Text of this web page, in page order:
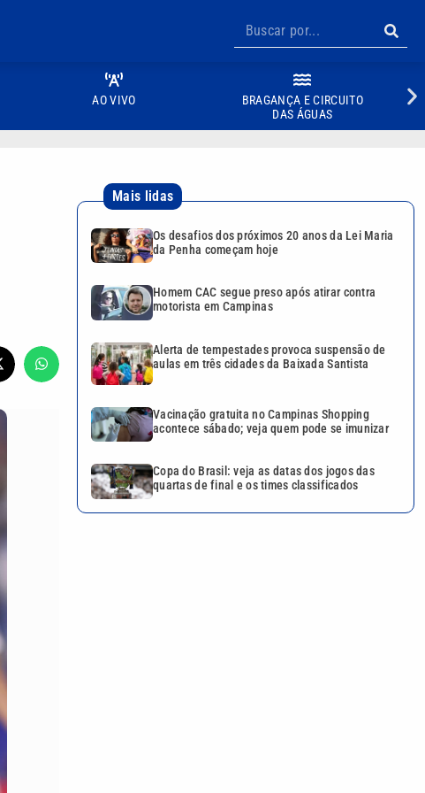
AO VIVO
BRAGANÇA E CIRCUITO
DAS ÁGUAS
Mais lidas
Os desafios dos próximos 20 anos da Lei Maria
da Penha começam hoje
Homem CAC segue preso após atirar contra
motorista em Campinas
Alerta de tempestades provoca suspensão de
aulas em três cidades da Baixada Santista
Vacinação gratuita no Campinas Shopping
acontece sábado; veja quem pode se imunizar
Copa do Brasil: veja as datas dos jogos das
quartas de final e os times classificados